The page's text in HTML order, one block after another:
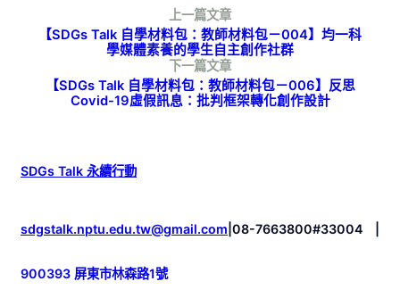
上一篇文章
【SDGs Talk 自學材料包：教師材料包－004】均一科
學媒體素養的學生自主創作社群
下一篇文章
【SDGs Talk 自學材料包：教師材料包－006】反思
Covid-19虛假訊息：批判框架轉化創作設計
SDGs Talk 永續行動
sdgstalk.nptu.edu.tw@gmail.com 08-7663800#33004
900393 屏東市林森路1號